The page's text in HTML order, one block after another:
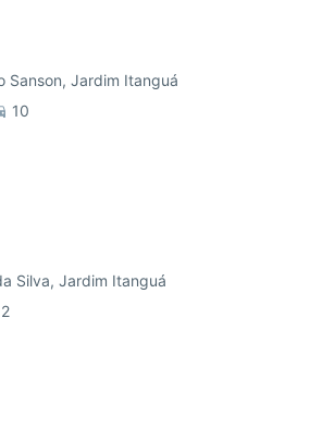
Sanson, Jardim Itanguá
10
Silva, Jardim Itanguá
2